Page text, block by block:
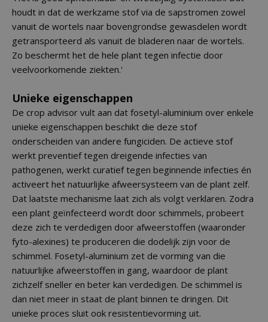
houdt in dat de werkzame stof via de sapstromen zowel
vanuit de wortels naar bovengrondse gewasdelen wordt
getransporteerd als vanuit de bladeren naar de wortels.
Zo beschermt het de hele plant tegen infectie door
veelvoorkomende ziekten.'
Unieke eigenschappen
De crop advisor vult aan dat fosetyl-aluminium over enkele
unieke eigenschappen beschikt die deze stof
onderscheiden van andere fungiciden. De actieve stof
werkt preventief tegen dreigende infecties van
pathogenen, werkt curatief tegen beginnende infecties én
activeert het natuurlijke afweersysteem van de plant zelf.
Dat laatste mechanisme laat zich als volgt verklaren. Zodra
een plant geïnfecteerd wordt door schimmels, probeert
deze zich te verdedigen door afweerstoffen (waaronder
fyto-alexines) te produceren die dodelijk zijn voor de
schimmel. Fosetyl-aluminium zet de vorming van die
natuurlijke afweerstoffen in gang, waardoor de plant
zichzelf sneller en beter kan verdedigen. De schimmel is
dan niet meer in staat de plant binnen te dringen. Dit
unieke proces sluit ook resistentievorming uit.